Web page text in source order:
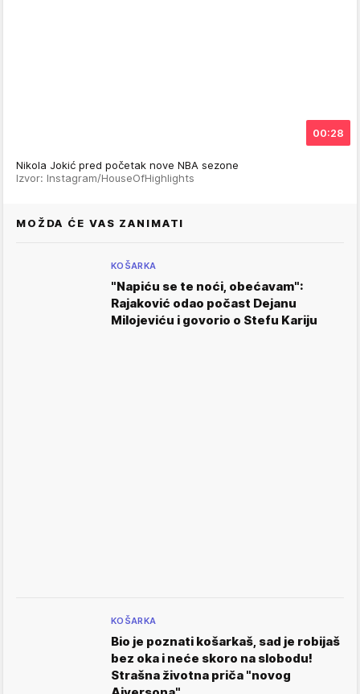
00:28
Nikola Jokić pred početak nove NBA sezone
Izvor: Instagram/HouseOfHighlights
MOŽDA ĆE VAS ZANIMATI
KOŠARKA
"Napiću se te noći, obećavam":
Rajaković odao počast Dejanu
Milojeviću i govorio o Stefu Kariju
KOŠARKA
Bio je poznati košarkaš, sad je robijaš
bez oka i neće skoro na slobodu!
Strašna životna priča "novog